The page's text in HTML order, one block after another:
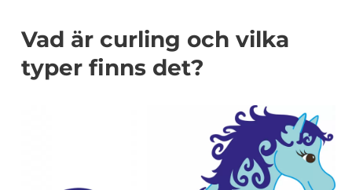
Vad är curling och vilka
typer finns det?